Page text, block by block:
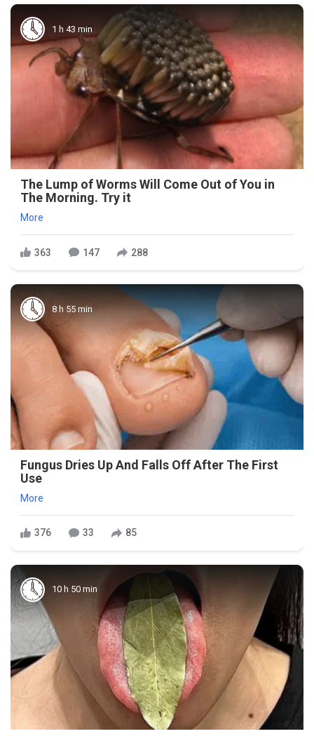
1 h 43 min
The Lump of Worms Will Come Out of You in
The Morning. Try it
More
363 147 288
8 h 55 min
Fungus Dries Up And Falls Off After The First
Use
More
376 33 85
10 h 50 min